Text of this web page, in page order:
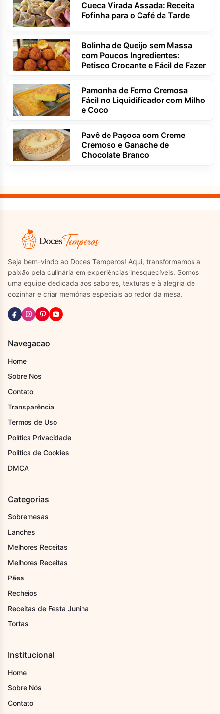
Cueca Virada Assada: Receita
Fofinha para o Café da Tarde
Bolinha de Queijo sem Massa
com Poucos Ingredientes:
Petisco Crocante e Fácil de Fazer
Pamonha de Forno Cremosa
Fácil no Liquidificador com Milho
e Coco
Pavê de Paçoca com Creme
Cremoso e Ganache de
Chocolate Branco
Seja bem-vindo ao Doces Temperos! Aqui, transformamos a
paixão pela culinária em experiências inesquecíveis. Somos
uma equipe dedicada aos sabores, texturas e à alegria de
cozinhar e criar memórias especiais ao redor da mesa.
Navegacao
Home
Sobre Nós
Contato
Transparência
Termos de Uso
Política Privacidade
Politica de Cookies
DMCA
Categorias
Sobremesas
Lanches
Melhores Receitas
Melhores Receitas
Pães
Recheios
Receitas de Festa Junina
Tortas
Institucional
Home
Sobre Nós
Contato